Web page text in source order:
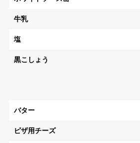
牛乳
塩
黒こしょう
バター
ピザ用チーズ